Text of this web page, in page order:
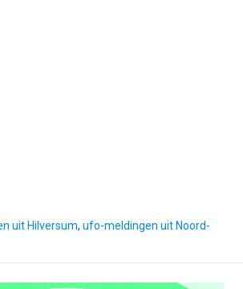
uit Hilversum, ufo-meldingen uit Noord-